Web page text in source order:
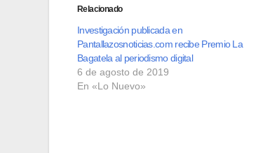
Relacionado
Investigación publicada en
Pantallazosnoticias.com recibe Premio La
Bagatela al periodismo digital
6 de agosto de 2019
En «Lo Nuevo»